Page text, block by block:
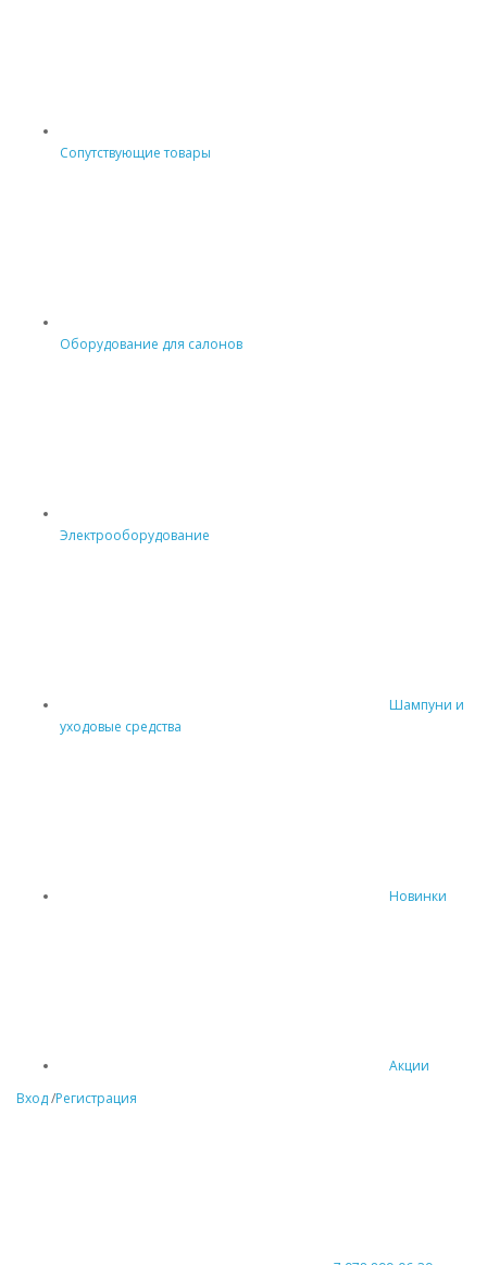
Сопутствующие товары
Оборудование для салонов
Электрооборудование
Шампуни и
уходовые средства
Новинки
Акции
Вход/Регистрация